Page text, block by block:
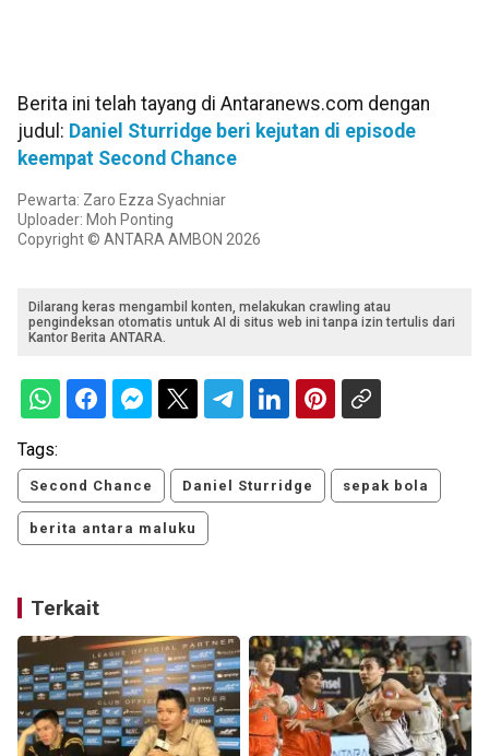
Berita ini telah tayang di Antaranews.com dengan
judul: Daniel Sturridge beri kejutan di episode
keempat Second Chance
Pewarta: Zaro Ezza Syachniar
Uploader: Moh Ponting
Copyright © ANTARA AMBON 2026
Dilarang keras mengambil konten, melakukan crawling atau
pengindeksan otomatis untuk AI di situs web ini tanpa izin tertulis dari
Kantor Berita ANTARA.
Tags:
Second Chance Daniel Sturridge sepak bola
berita antara maluku
Terkait